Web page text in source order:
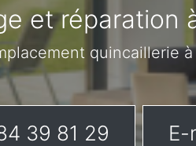
et réparation
quincaillerie
39 81 29 E-